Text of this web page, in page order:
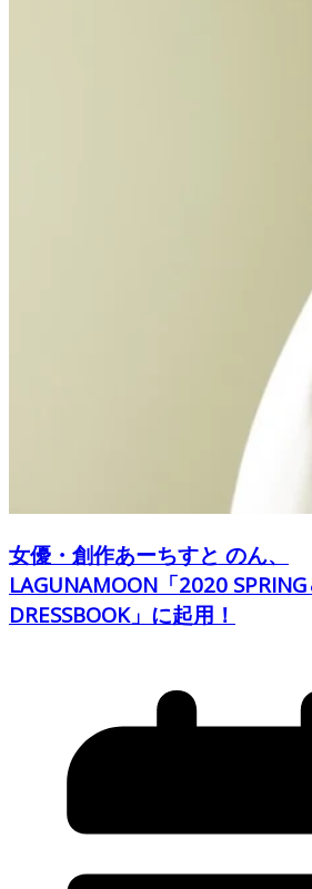
女優・創作あーちすと のん、
LAGUNAMOON「2020
DRESSBOOK」に起用！